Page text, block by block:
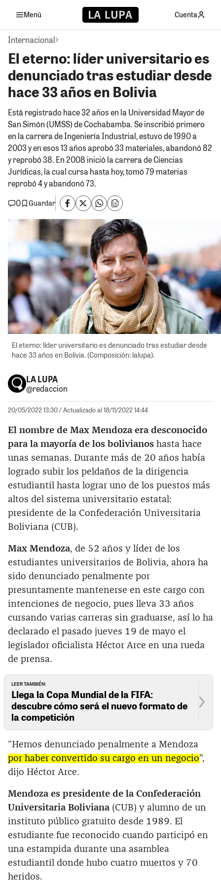
Menú Cuenta
Internacional
El eterno: líder universitario es
denunciado tras estudiar desde
hace 33 años en Bolivia
Está registrado hace 32 años en la Universidad Mayor de
San Simón (UMSS) de Cochabamba. Se inscribió primero
en la carrera de Ingeniería Industrial, estuvo de 1990 a
2003 y en esos 13 años aprobó 33 materiales, abandonó 82
y reprobó 38. En 2008 inició la carrera de Ciencias
Jurídicas, la cual cursa hasta hoy, tomó 79 materias
reprobó 4 y abandonó 73.
0
Guardar
El eterno: líder universitario es denunciado tras estudiar desde
hace 33 años en Bolivia. (Composición: lalupa).
LA LUPA
@redaccion
20/05/2022 13:30/ Actualizado al 18/11/2022 14:44
El nombre de Max Mendoza era desconocido
para la mayoría de los bolivianos hasta hace
unas semanas. Durante más de 20 años había
logrado subir los peldaños de la dirigencia
estudiantil hasta lograr uno de los puestos más
altos del sistema universitario estatal:
presidente de la Confederación Universitaria
Boliviana (CUB).
Max Mendoza, de 52 años y líder de los
estudiantes universitarios de Bolivia, ahora ha
sido denunciado penalmente por
presuntamente mantenerse en este cargo con
intenciones de negocio, pues lleva 33 años
cursando varias carreras sin graduarse, así lo ha
declarado el pasado jueves 19 de mayo el
legislador oficialista Héctor Arce en una rueda
de prensa.
LEER TAMBIÉN:
Llega la Copa Mundial de la FIFA:
descubre cómo será el nuevo formato de
la competición
“Hemos denunciado penalmente a Mendoza
por haber convertido su cargo en un negocio”,
dijo Héctor Arce.
Mendoza es presidente de la Confederación
Universitaria Boliviana (CUB) y alumno de un
instituto público gratuito desde 1989. El
estudiante fue reconocido cuando participó en
una estampida durante una asamblea
estudiantil donde hubo cuatro muertos y 70
heridos.